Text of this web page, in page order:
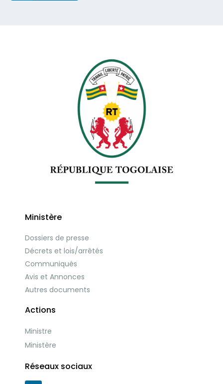
Ministère
Dossiers de presse
Décrets et lois/arrêtés
Communiqués
Avis et Annonces
Autres documents
Actions
Ministre
Ministère
Réseaux sociaux